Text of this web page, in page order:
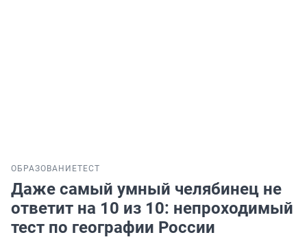
ОБРАЗОВАНИЕТЕСТ
Даже самый умный челябинец не
ответит на 10 из 10: непроходимый
тест по географии России